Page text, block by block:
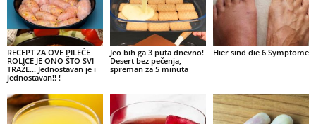
RECEPT ZA OVE PILEĆE
ROLICE JE ONO ŠTO SVI
TRAŽE… Jednostavan je i
jednostavan!! !
Jeo bih ga 3 puta dnevno!
Desert bez pečenja,
spreman za 5 minuta
Hier sind die 6 Symptome